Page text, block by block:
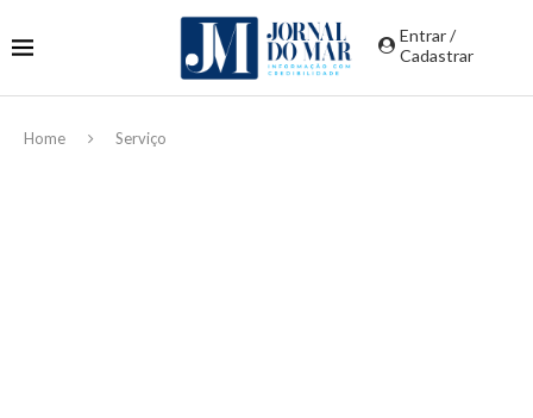
Entrar /
Cadastrar
Home Serviço